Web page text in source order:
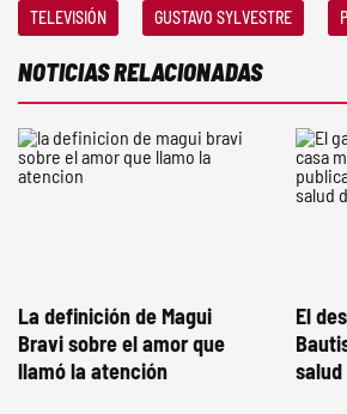
TELEVISIÓN GUSTAVO SYLVESTRE
NOTICIAS RELACIONADAS
La definición de Magui
Bravi sobre el amor que
llamó la atención
El
salud